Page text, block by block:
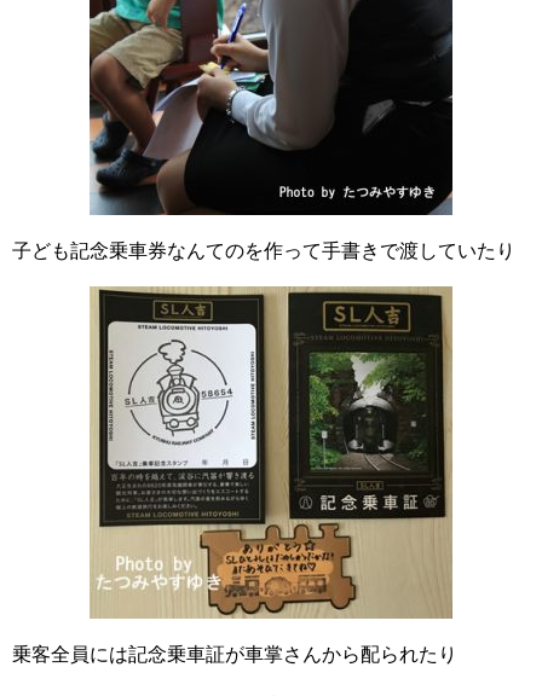
子ども記念乗車券なんてのを作って手書きで渡していたり
乗客全員には記念乗車証が車掌さんから配られたり